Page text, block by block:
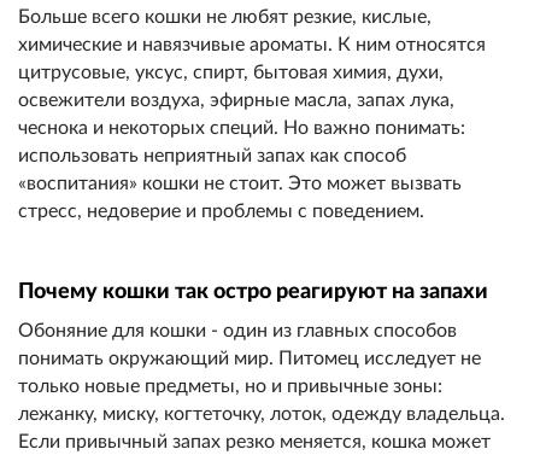
Больше всего кошки не любят резкие, кислые,
химические и навязчивые ароматы. К ним относятся
цитрусовые, уксус, спирт, бытовая химия, духи,
освежители воздуха, эфирные масла, запах лука,
чеснока и некоторых специй. Но важно понимать:
использовать неприятный запах как способ
«воспитания» кошки не стоит. Это может вызвать
стресс, недоверие и проблемы с поведением.
Почему кошки так остро реагируют на запахи
Обоняние для кошки - один из главных способов
понимать окружающий мир. Питомец исследует не
только новые предметы, но и привычные зоны:
лежанку, миску, когтеточку, лоток, одежду владельца.
Если привычный запах резко меняется, кошка может